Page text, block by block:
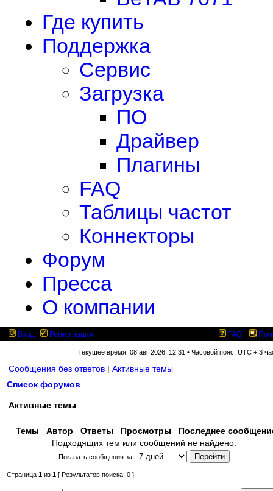
Где купить
Поддержка
Сервис
Загрузка
ПО
Драйвер
Плагины
FAQ
Таблицы частот
Коннекторы
Форум
Пресса
О компании
Вход Регистрация FAQ
Текущее время: 08 авг 2026, 12:31 • Часовой пояс: UTC + 3
Сообщения без ответов | Активные темы
Список форумов
Активные темы
Темы Автор Ответы Просмотры
Последнее
Подходящих тем или сообщений не найдено.
Показать сообщения за:
Страница 1 из 1 [ Результатов поиска: 0 ]